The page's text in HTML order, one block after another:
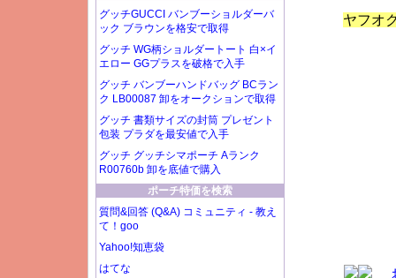
ヤフオ
グッチGUCCI バンブーショルダーバ
ック ブラウンを格安で取得
グッチ WG柄ショルダートート 白×イ
エロー GGプラスを破格で入手
グッチ バンブーハンドバッグ BCラン
ク LB00087 卸をオークションで取得
グッチ 書類サイズの封筒 プレゼント
包装 プラダを最安値で入手
グッチ グッチシマポーチ Aランク
R00760b 卸を底値で購入
ポーチ特価を検索
質問&回答 (Q&A) コミュニティ - 教え
て！goo
Yahoo!知恵袋
はてな